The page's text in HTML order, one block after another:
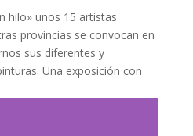
hilo» unos 15 artistas
provincias se convocan en
sus diferentes y
Una exposición con